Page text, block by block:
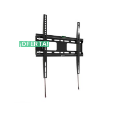
¡OFERTA!